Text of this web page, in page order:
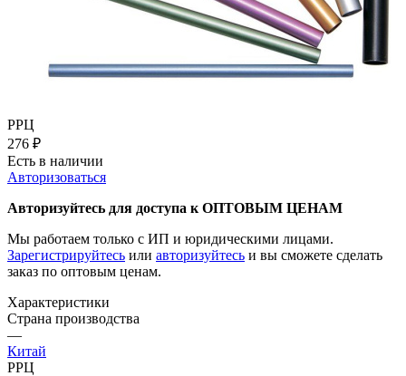
РРЦ
276 ₽
Есть в наличии
Авторизоваться
Авторизуйтесь для доступа к ОПТОВЫМ ЦЕНАМ
Мы работаем только с ИП и юридическими лицами.
Зарегистрируйтесь или авторизуйтесь и вы сможете сделать
заказ по оптовым ценам.
Характеристики
Страна производства
—
Китай
РРЦ